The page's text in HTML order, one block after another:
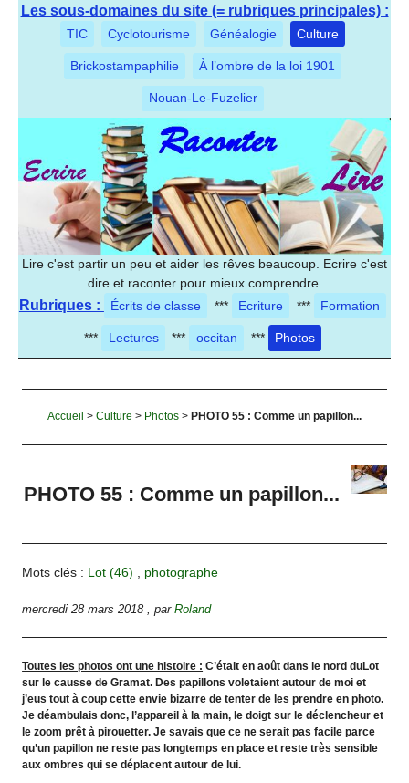
Les sous-domaines du site (= rubriques principales) :
TIC Cyclotourisme Généalogie Culture
Brickostampaphilie À l’ombre de la loi 1901
Nouan-Le-Fuzelier
Lire c'est partir un peu et aider les rêves beaucoup. Ecrire c'est
dire et raconter pour mieux comprendre.
Rubriques : Écrits de classe *** Ecriture *** Formation
*** Lectures *** occitan *** Photos
Accueil > Culture > Photos > PHOTO 55 : Comme un papillon...
PHOTO 55 : Comme un papillon...
Mots clés : Lot (46) , photographe
mercredi 28 mars 2018 ,parRoland
Toutes les photos ont une histoire : C’était en août dans le nord duLot
sur le causse de Gramat. Des papillons voletaient autour de moi et
j’eus tout à coup cette envie bizarre de tenter de les prendre en photo.
Je déambulais donc, l’appareil à la main, le doigt sur le déclencheur et
le zoom prêt à pirouetter. Je savais que ce ne serait pas facile parce
qu’un papillon ne reste pas longtemps en place et reste très sensible
aux ombres qui se déplacent autour de lui.